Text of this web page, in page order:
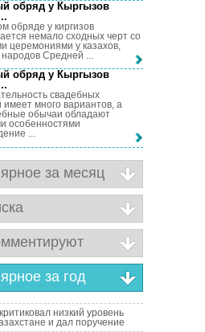
обряд у Кыргызов
.
обряде у киргизов
немало сходных черт со
церемониями у казахов,
Средней ...
обряд у Кыргызов
.
свадебных
много вариантов, а
обычаи обладают
особенностями
...
за месяц
за год
низкий уровень
и дал поручение